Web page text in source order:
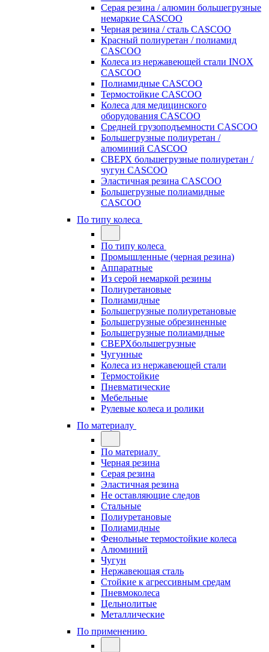
Серая резина / алюмин большегрузные
немаркие CASCOO
Черная резина / сталь CASCOO
Красный полиуретан / полиамид
CASCOO
Колеса из нержавеющей стали INOX
CASCOO
Полиамидные CASCOO
Термостойкие CASCOO
Колеса для медицинского
оборудования CASCOO
Средней грузоподъемности CASCOO
Большегрузные полиуретан /
алюминий CASCOO
СВЕРХ большегрузные полиуретан /
чугун CASCOO
Эластичная резина CASCOO
Большегрузные полиамидные
CASCOO
По типу колеса
По типу колеса
Промышленные (черная резина)
Аппаратные
Из серой немаркой резины
Полиуретановые
Полиамидные
Большегрузные полиуретановые
Большегрузные обрезиненные
Большегрузные полиамидные
СВЕРХбольшегрузные
Чугунные
Колеса из нержавеющей стали
Термостойкие
Пневматические
Мебельные
Рулевые колеса и ролики
По материалу
По материалу
Черная резина
Серая резина
Эластичная резина
Не оставляющие следов
Стальные
Полиуретановые
Полиамидные
Фенольные термостойкие колеса
Алюминий
Чугун
Нержавеющая сталь
Стойкие к агрессивным средам
Пневмоколеса
Цельнолитые
Металлические
По применению